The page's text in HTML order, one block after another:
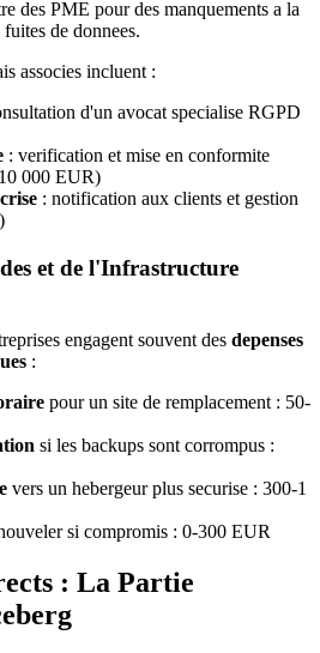
des PME pour des manquements a la
de donnees.
associes incluent :
d'un avocat specialise RGPD
: verification et mise en conformite
000 EUR)
: notification aux clients et gestion
et de l'Infrastructure
engagent souvent des depenses
:
pour un site de remplacement : 50-
si les backups sont corrompus :
vers un hebergeur plus securise : 300-1
si compromis : 0-300 EUR
: La Partie